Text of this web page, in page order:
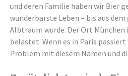
und deren Familie haben wir Bier
wunderbarste Leben – bis aus
Albtraum wurde. Der Ort
belastet. Wenn es in Paris
Problem mit diesem Namen und